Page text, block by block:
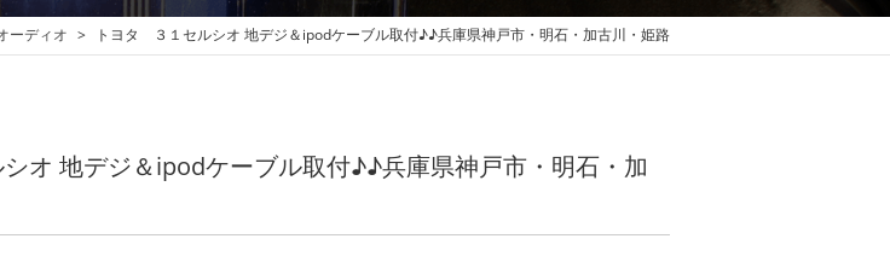
ーディオ トヨタ ３１セルシオ 地デジ＆ipodケーブル取付♪♪兵庫県神戸市・明石・加古川・姫路
オ 地デジ＆ipodケーブル取付♪♪兵庫県神戸市・明石・加